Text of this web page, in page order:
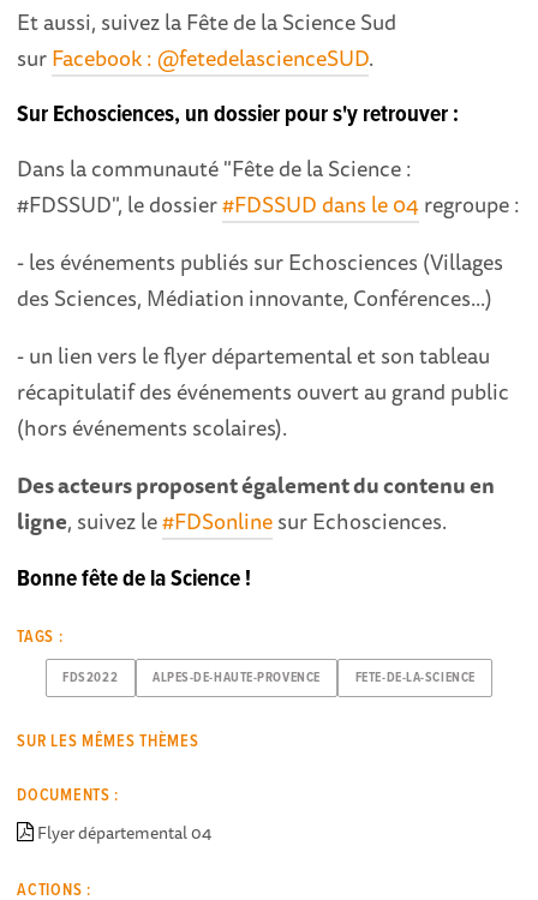
Et aussi, suivez la Fête de la Science Sud
surFacebook : @fetedelascienceSUD.
Sur Echosciences, un dossier pour s'y retrouver :
Dans la communauté "Fête de la Science :
#FDSSUD", le dossier#FDSSUD dans le 04regroupe :
- les événements publiés sur Echosciences (Villages
des Sciences, Médiation innovante, Conférences...)
- un lien vers le flyer départemental et son tableau
récapitulatif des événements ouvert au grand public
(hors événements scolaires).
Des acteurs proposent également du contenu en
ligne, suivez le#FDSonlinesur Echosciences.
Bonne fête de la Science !
TAGS :
FDS2022 ALPES-DE-HAUTE-PROVENCE FETE-DE-LA-SCIENCE
SUR LES MÊMES THÈMES
DOCUMENTS :
Flyer départemental 04
ACTIONS :